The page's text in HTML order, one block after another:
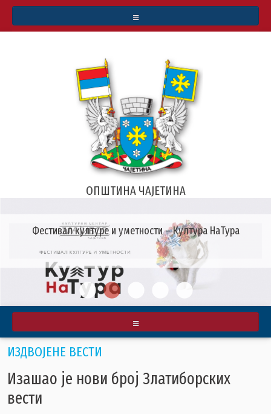
ИНФОРМАТОР О РАДУ
РЕАЛИЗОВАЛИ СМО
ЗЛАТИБОРСКЕ ВЕСТИ
ОПШТИНА ЧАЈЕТИНА
Фестивал културе и уметности – Култура НаТура
О ОПШТИНИ
ПРИВРЕДА
ИНФРАСТРУКТУРА
КУЛТУРА
ИЗДВОЈЕНЕ ВЕСТИ
Изашао је нови број Златиборских
вести